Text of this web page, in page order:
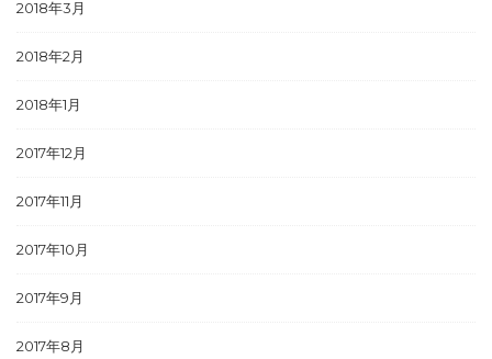
2018年3月
2018年2月
2018年1月
2017年12月
2017年11月
2017年10月
2017年9月
2017年8月